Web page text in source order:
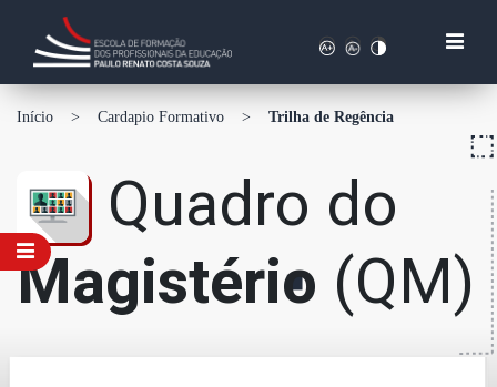
Início > Cardapio Formativo > Trilha de Regência
Quadro do
Magistério (QM)